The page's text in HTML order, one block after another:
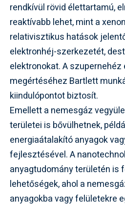
rendkívül rövid élettartamú,
reaktívabb lehet, mint a
relativisztikus hatások
elektronhéj-szerkezetét,
elektronokat. A
megértéséhez Bartlett
kiindulópontot biztosít.
Emellett a nemesgáz
területei is bővülhetnek,
energiaátalakító anyagok
fejlesztésével. A
anyagtudomány területén is
lehetőségek, ahol a
anyagokba vagy felületekre